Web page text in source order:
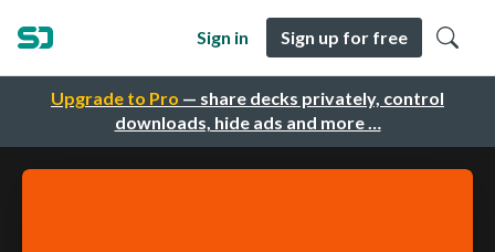
Upgrade to Pro — share decks privately, control
downloads, hide ads and more …
Sign in Sign up for free